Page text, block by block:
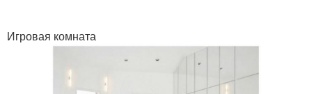
Игровая комната